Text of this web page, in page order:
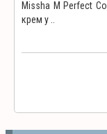
Missha M Perfect
крем у ..